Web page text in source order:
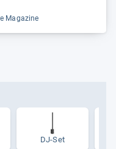
Magazine
DJ-Set